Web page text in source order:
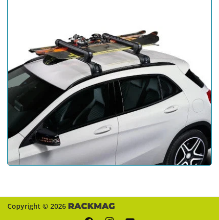
Copyright © 2026